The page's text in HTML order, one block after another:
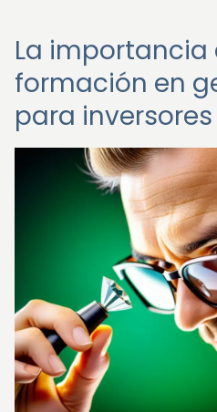
La importancia
formación en
para inversores